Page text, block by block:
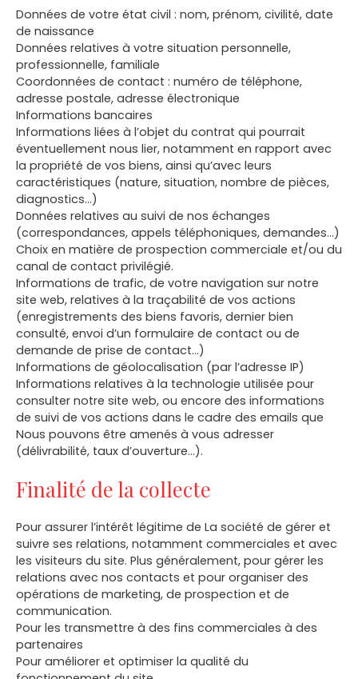
Données de votre état civil : nom, prénom, civilité, date
de naissance
Données relatives à votre situation personnelle,
professionnelle, familiale
Coordonnées de contact : numéro de téléphone,
adresse postale, adresse électronique
Informations bancaires
Informations liées à l’objet du contrat qui pourrait
éventuellement nous lier, notamment en rapport avec
la propriété de vos biens, ainsi qu’avec leurs
caractéristiques (nature, situation, nombre de pièces,
diagnostics…)
Données relatives au suivi de nos échanges
(correspondances, appels téléphoniques, demandes…)
Choix en matière de prospection commerciale et/ou du
canal de contact privilégié.
Informations de trafic, de votre navigation sur notre
site web, relatives à la traçabilité de vos actions
(enregistrements des biens favoris, dernier bien
consulté, envoi d’un formulaire de contact ou de
demande de prise de contact…)
Informations de géolocalisation (par l’adresse IP)
Informations relatives à la technologie utilisée pour
consulter notre site web, ou encore des informations
de suivi de vos actions dans le cadre des emails que
Nous pouvons être amenés à vous adresser
(délivrabilité, taux d’ouverture…).
Finalité de la collecte
Pour assurer l’intérêt légitime de La société de gérer et
suivre ses relations, notamment commerciales et avec
les visiteurs du site. Plus généralement, pour gérer les
relations avec nos contacts et pour organiser des
opérations de marketing, de prospection et de
communication.
Pour les transmettre à des fins commerciales à des
partenaires
Pour améliorer et optimiser la qualité du